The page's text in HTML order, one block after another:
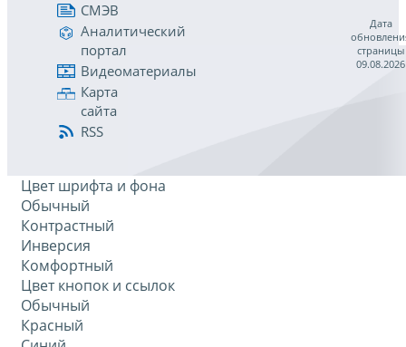
СМЭВ
Аналитический
портал
Видеоматериалы
Карта
сайта
RSS
Дата
страницы
09.08.2026
Цвет шрифта и фона
Обычный
Контрастный
Инверсия
Комфортный
Цвет кнопок и ссылок
Обычный
Красный